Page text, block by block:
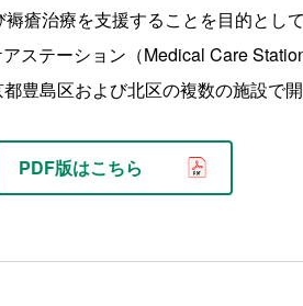
瘡治療を支援することを目的とし
ステーション（Medical Care
豊島区および北区の複数の施設で
PDF版はこちら